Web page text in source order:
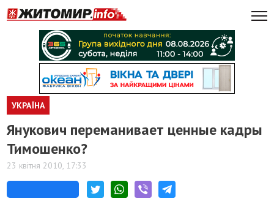
УКРАЇНА
Янукович переманивает ценные кадры
Тимошенко?
23 квітня 2010, 17:33